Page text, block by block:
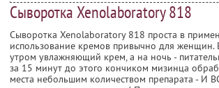
Сыворотка Xenolaboratory 818
Сыворотка Xenolaboratory 818 проста в
использование кремов привычно для женщин.
утром увлажняющий крем, а на ночь -
за 15 минут до этого кончиком мизинца
места небольшим количеством препарата - И